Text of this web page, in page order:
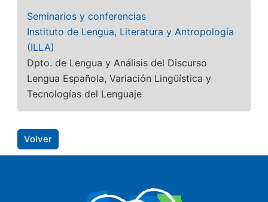
Seminarios y conferencias
Instituto de Lengua, Literatura y Antropología
(ILLA)
Dpto. de Lengua y Análisis del Discurso
Lengua Española, Variación Lingüística y
Tecnologías del Lenguaje
Volver